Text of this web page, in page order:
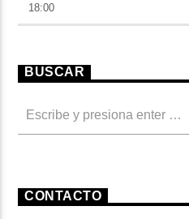
18:00
BUSCAR
CONTACTO